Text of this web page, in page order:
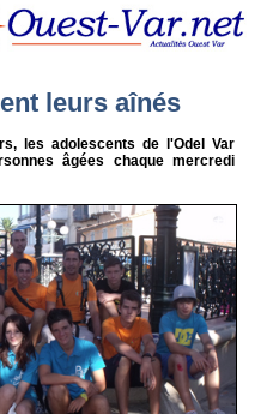
leurs aînés
les adolescents de l'Odel Var
âgées chaque mercredi